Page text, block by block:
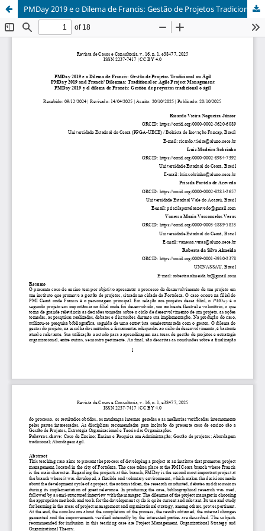
PMDay 2019 e o Dilema de Francis: Gestão de Projetos Tradicional ou Ágil